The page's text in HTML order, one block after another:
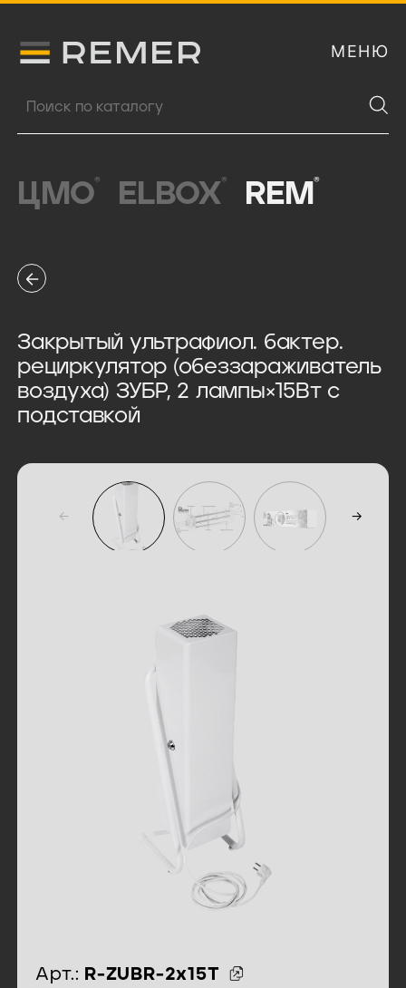
Логитип компании Remer МЕНЮ
Поиск продукции
ЦМО® ELBOX® REM ®
Закрытый ультрафиол. бактер.
рециркулятор (обеззараживатель
воздуха) ЗУБР, 2 лампы×15Вт с
подставкой
идентификаторы товара
Арт.: R-ZUBR-2x15T